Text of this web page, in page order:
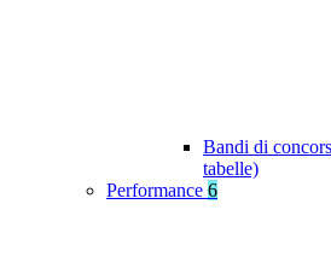
Bandi di
tabelle)
Performance 6